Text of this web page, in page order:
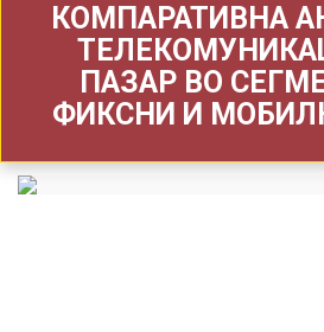
КОМПАРАТИВНА
ПАЗАР ВО
ФИКСНИ И